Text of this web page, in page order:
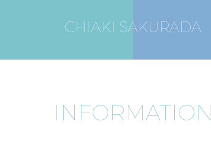
CHIAKI SAKURADA
INFORMATION